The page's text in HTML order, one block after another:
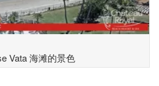
Vata 海滩的景色